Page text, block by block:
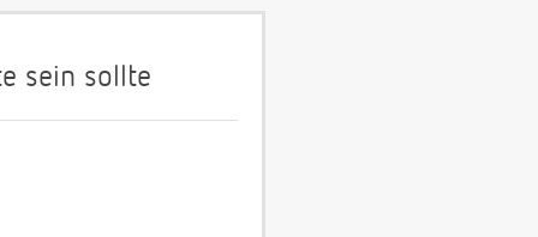
sein sollte